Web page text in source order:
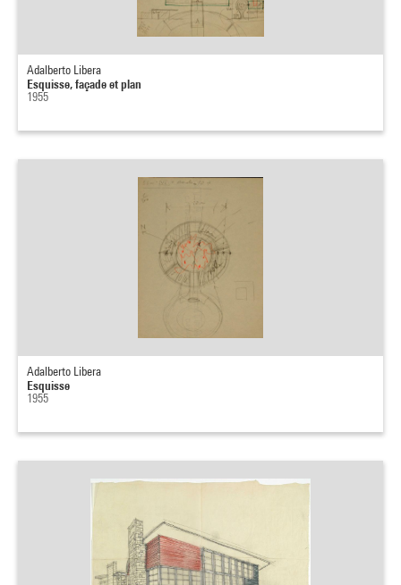
Adalberto Libera
Esquisse, façade et plan
1955
Adalberto Libera
Esquisse
1955